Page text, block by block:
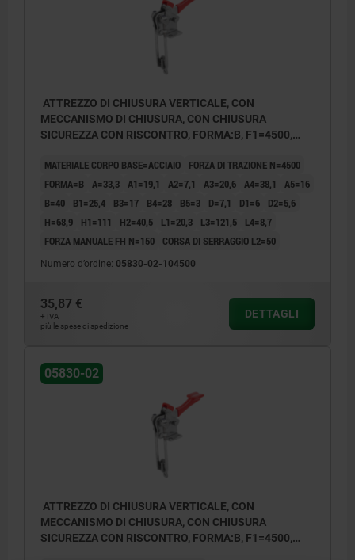
ATTREZZO DI CHIUSURA VERTICALE, CON
MECCANISMO DI CHIUSURA, CON CHIUSURA
SICUREZZA CON RISCONTRO, FORMA:B, F1=4500,
RESISTENTE AGLI OLII
MATERIALE CORPO BASE=ACCIAIO
FORZA DI TRAZIONE N=4500
FORMA=B A=33,3 A1=19,1 A2=7,1 A3=20,6 A4=38,1
A5=16
B=40
B1=25,4 B3=17 B4=28 B5=3 D=7,1 D1=6
D2=5,6
H=68,9
H1=111 H2=40,5 L1=20,3 L3=121,5
L4=8,7
FORZA MANUALE FH N=150
CORSA DI SERRAGGIO L2=50
Numero d’ordine: 05830-02-104500
35,87 €
+ IVA
più le spese di spedizione
DETTAGLI
05830-02
ATTREZZO DI CHIUSURA VERTICALE, CON
MECCANISMO DI CHIUSURA, CON CHIUSURA
SICUREZZA CON RISCONTRO, FORMA:B, F1=4500,